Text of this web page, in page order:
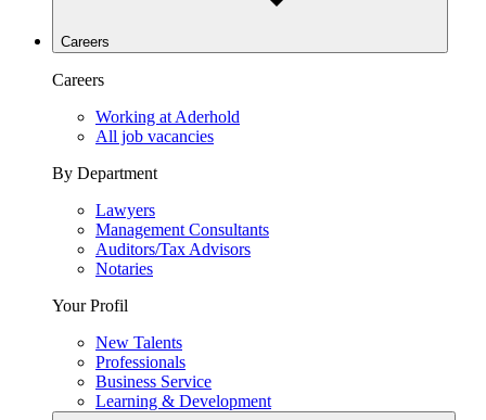
Careers
Careers
Working at Aderhold
All job vacancies
By Department
Lawyers
Management Consultants
Auditors/Tax Advisors
Notaries
Your Profil
New Talents
Professionals
Business Service
Learning & Development